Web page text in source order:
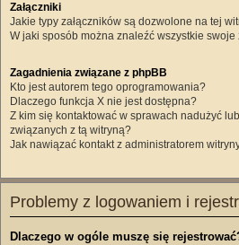
Załączniki
Jakie typy załączników są dozwolone na tej
W jaki sposób można znaleźć wszystkie swoje
Zagadnienia związane z phpBB
Kto jest autorem tego oprogramowania?
Dlaczego funkcja X nie jest dostępna?
Z kim się kontaktować w sprawach nadużyć
związanych z tą witryną?
Jak nawiązać kontakt z administratorem
Problemy z logowaniem i
Dlaczego w ogóle muszę się